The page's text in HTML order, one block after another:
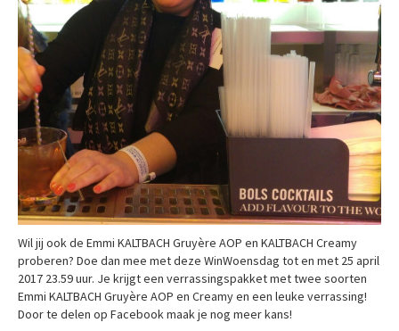
Wil jij ook de Emmi KALTBACH Gruyère AOP en KALTBACH Creamy
proberen? Doe dan mee met deze WinWoensdag tot en met 25 april
2017 23.59 uur. Je krijgt een verrassingspakket met twee soorten
Emmi KALTBACH Gruyère AOP en Creamy en een leuke verrassing!
Door te delen op Facebook maak je nog meer kans!